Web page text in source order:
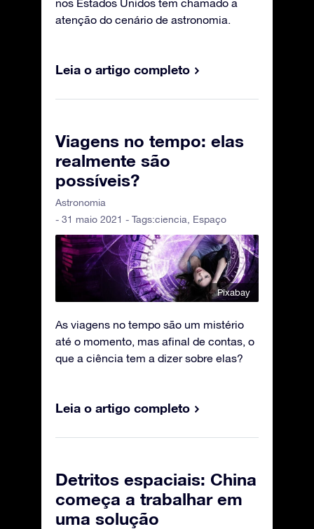
nos Estados Unidos tem chamado a
atenção do cenário de astronomia.
Leia o artigo completo
Viagens no tempo: elas
realmente são
possíveis?
Astronomia
- 31 maio 2021 - Tags:ciencia Espaço
Pixabay
As viagens no tempo são um mistério
até o momento, mas afinal de contas, o
que a ciência tem a dizer sobre elas?
Leia o artigo completo
Detritos espaciais: China
começa a trabalhar em
uma solução